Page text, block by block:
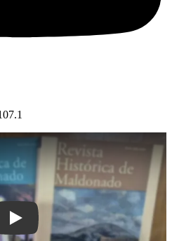
Play: La historia de Maldonado cobra